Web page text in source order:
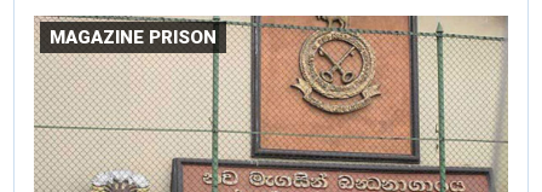
MAGAZINE PRISON